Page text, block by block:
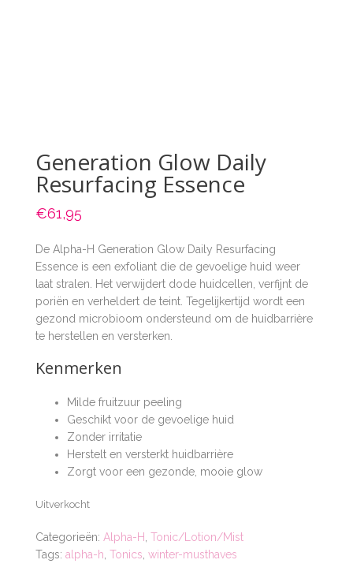
Generation Glow Daily
Resurfacing Essence
€61,95
De Alpha-H Generation Glow Daily Resurfacing
Essence is een exfoliant die de gevoelige huid weer
laat stralen. Het verwijdert dode huidcellen, verfijnt de
poriën en verheldert de teint. Tegelijkertijd wordt een
gezond microbioom ondersteund om de huidbarrière
te herstellen en versterken.
Kenmerken
Milde fruitzuur peeling
Geschikt voor de gevoelige huid
Zonder irritatie
Herstelt en versterkt huidbarrière
Zorgt voor een gezonde, mooie glow
Uitverkocht
Categorieën: Alpha-H, Tonic/Lotion/Mist
Tags: alpha-h, Tonics, winter-musthaves